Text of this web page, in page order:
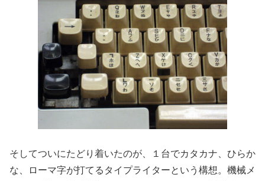
そしてついにたどり着いたのが、１台でカタカナ、ひらか
な、ローマ字が打てるタイプライターという構想。機械メ